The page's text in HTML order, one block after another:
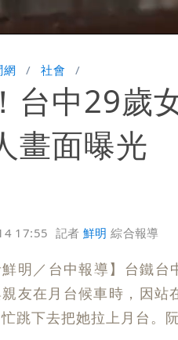
網 社會
台中29歲
畫面曝光
17:55 記者鮮明 綜合報導
鮮明／台中報導】台鐵
友在月台候車時，因站
跳下去把她拉上月台。